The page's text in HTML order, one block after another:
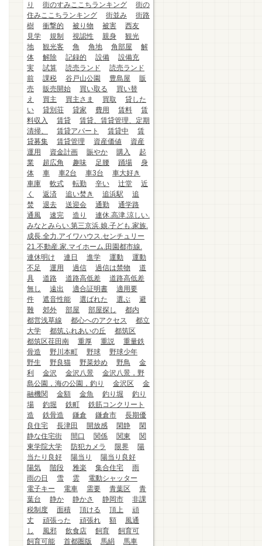
り
街のすみここちランキング
街の
住みここちランキング
街並み
街路
樹
衝撃的 被り物 被害
西友
見学
規制 視認性 親身
観光
地
観光客 角 角地 角部屋
解
体
解除 記録的 設備
設備充
実
試算 読売ランド
読売ランド
前
課税 谷戸山公園 豊島屋
販
売
販売開始 買い取る
買い替
え
買主 買主さま 買取
貸した
い
貸別荘 貸家 費用 賃料
賃
料収入
賃貸
賃貸、賃貸管理、定期
清掃、
賃貸アパート 賃貸中
賃
貸募集
賃貸管理 資産価値
資産
運用
資金計画 賑やか 購入
起
業
超広角 趣味 足腰 踊場
身
体
車 車2台 車3台
車大好き
車庫
軟式 転勤 辛い 辻堂
近
く
返済 追い焚き 追浜駅
追
焚
退去 送迎会 通勤
通学路
通風
速完 造り
連休.高津.涼しい.
みなとみらい.第三京浜.娘.子ども.家族.
成長.全力.アイワハウス.センチュリー
21.不動産.家.マイホーム.田園都市線.
連休明け
連日 進学 運動
運動
不足
運用 過信 過信は禁物
道
具
道路 道路高低差
道路高低差
無し
遠出 適合証明書
適用要
件
遮音性能 選ばれた 選ぶ
避
難
郊外 部屋 部屋探し
都内
都営浅草線
都心へのアクセス
都立
大学
都筑ふれあいの丘
都筑区
都筑区荏田南
重厚 重説
重量鉄
骨造
野川本町 野球
野球少年
野生
野良猫 野菜炒め 野鳥
金
利
金沢 金沢八景
金沢八景，野
島公園，海の公園，釣り
金沢区
金
融機関
金額 金魚 釣り堀
釣り
場
釣堀 鉄町
鉄筋コンクリート
造
鉄骨造 鎌倉 鎌倉市
長期優
良住宅
長津田 開放感 閑静
閑
静な住宅街
間口 関係 関東
関
東学院大学
防犯カメラ 限界
陽
当たり良好
陽当り
陽当り良好
陽気
階段 雅楽 集合住宅
雨
雨の日
雪 雲
電動シャッター
電子キー
電車 需要 青葉区
青
葉台
静か 静かさ 静岡市
非課
税制度
面積 頂ける 頂上
頑
丈
頑張った 頑張れ 額
風通
し
風邪 飲食店 飼育
飼育可
飼育可能
首都圏版 馬絹
馬車